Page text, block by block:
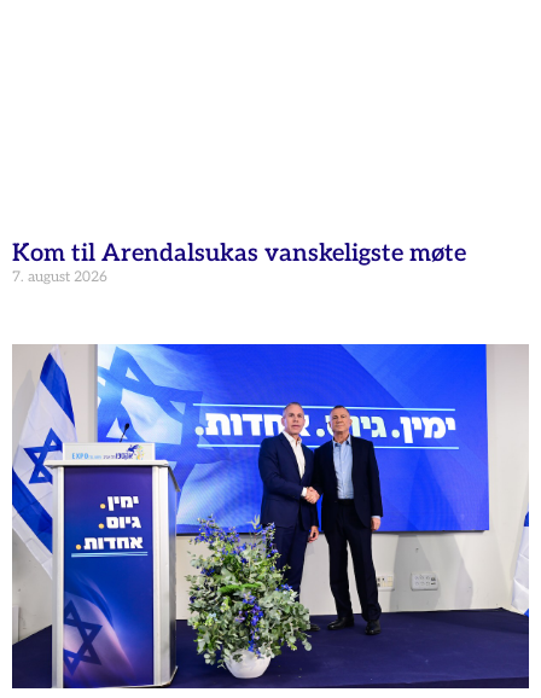
Kom til Arendalsukas vanskeligste møte
7. august 2026